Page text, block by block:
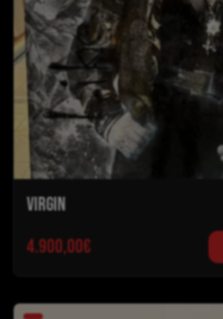
Virgin
4.900,00€